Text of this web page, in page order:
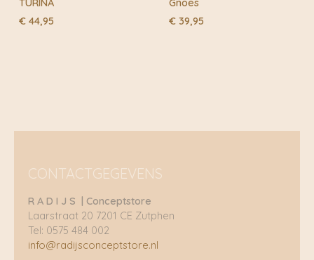
moeten jullie brillen ook heten. Aldus geschiedde.
€ 44,95
€ 39,95
CONTACTGEGEVENS
R A D I J S | Conceptstore
Laarstraat 20 7201 CE Zutphen
Tel: 0575 484 002
info@radijsconceptstore.nl